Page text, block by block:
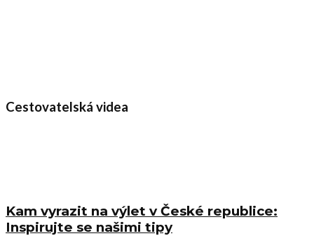
Cestovatelská videa
Kam vyrazit na výlet v České republice:
Inspirujte se našimi tipy